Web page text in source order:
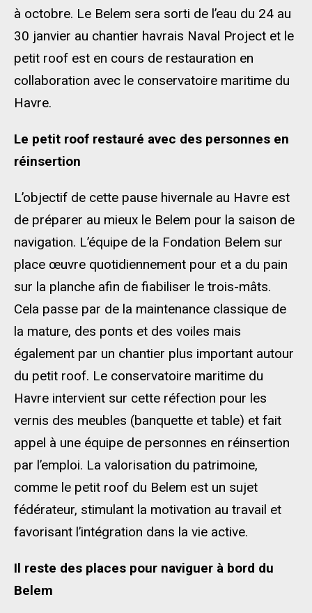
à octobre. Le Belem sera sorti de l’eau du 24 au
30 janvier au chantier havrais Naval Project et le
petit roof est en cours de restauration en
collaboration avec le conservatoire maritime du
Havre.
Le petit roof restauré avec des personnes en
réinsertion
L’objectif de cette pause hivernale au Havre est
de préparer au mieux le Belem pour la saison de
navigation. L’équipe de la Fondation Belem sur
place œuvre quotidiennement pour et a du pain
sur la planche afin de fiabiliser le trois-mâts.
Cela passe par de la maintenance classique de
la mature, des ponts et des voiles mais
également par un chantier plus important autour
du petit roof. Le conservatoire maritime du
Havre intervient sur cette réfection pour les
vernis des meubles (banquette et table) et fait
appel à une équipe de personnes en réinsertion
par l’emploi. La valorisation du patrimoine,
comme le petit roof du Belem est un sujet
fédérateur, stimulant la motivation au travail et
favorisant l’intégration dans la vie active.
Il reste des places pour naviguer à bord du
Belem